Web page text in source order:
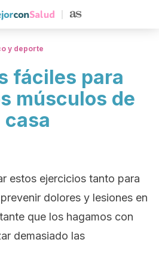
y deporte
fáciles para
músculos de
casa
estos ejercicios tanto para
dolores y lesiones en
que los hagamos con
demasiado las